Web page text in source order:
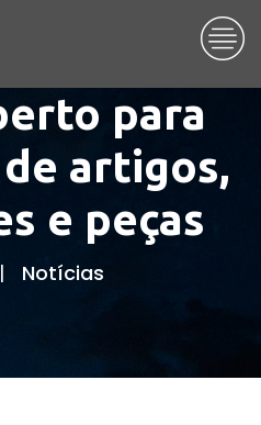
para
artigos,
e peças
Notícias